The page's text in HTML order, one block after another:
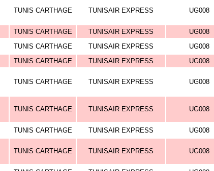
TUNIS CARTHAGE TUNISAIR EXPRESS UG008
TUNIS CARTHAGE TUNISAIR EXPRESS UG008
TUNIS CARTHAGE TUNISAIR EXPRESS UG008
TUNIS CARTHAGE TUNISAIR EXPRESS UG008
TUNIS CARTHAGE TUNISAIR EXPRESS UG008
TUNIS CARTHAGE TUNISAIR EXPRESS UG008
TUNIS CARTHAGE TUNISAIR EXPRESS UG008
TUNIS CARTHAGE TUNISAIR EXPRESS UG008